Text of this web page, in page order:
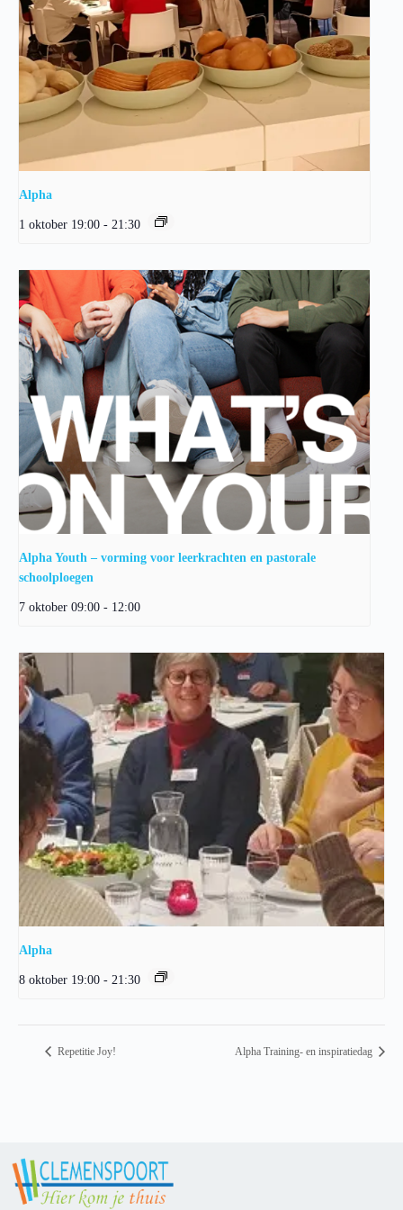
Alpha
1 oktober 19:00 - 21:30
Alpha Youth – vorming voor leerkrachten en pastorale
schoolploegen
7 oktober 09:00 - 12:00
Alpha
8 oktober 19:00 - 21:30
Repetitie Joy! Alpha Training- en inspiratiedag